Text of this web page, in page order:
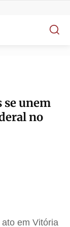
se unem
no
em Vitória